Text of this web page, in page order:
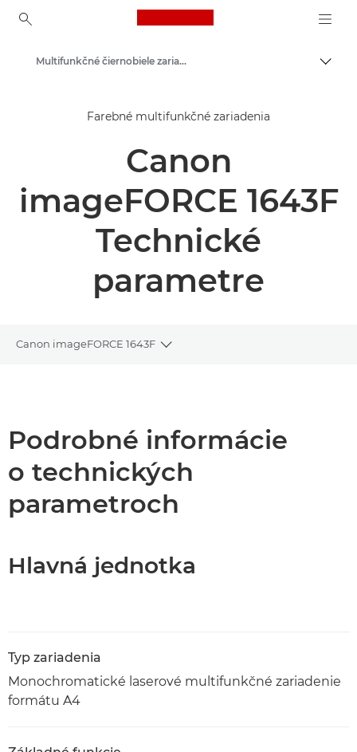
Canon Logo, back to
Riešenia a služby
Podnikové produkty
Multifunkčné tlačiarne – multifunkčné zariadenia
Multifunkčné čiernobiele zariadenia
Farebné multifunkčné zariadenia
Canon
imageFORCE 1643F
Technické
parametre
Canon imageFORCE 1643F
Toggle breadcrumbs
Podpora
Stiahnuť súbor PDF
Podrobné informácie
o technických
parametroch
Hlavná jednotka
Typ zariadenia
Monochromatické laserové multifunkčné zariadenie
formátu A4